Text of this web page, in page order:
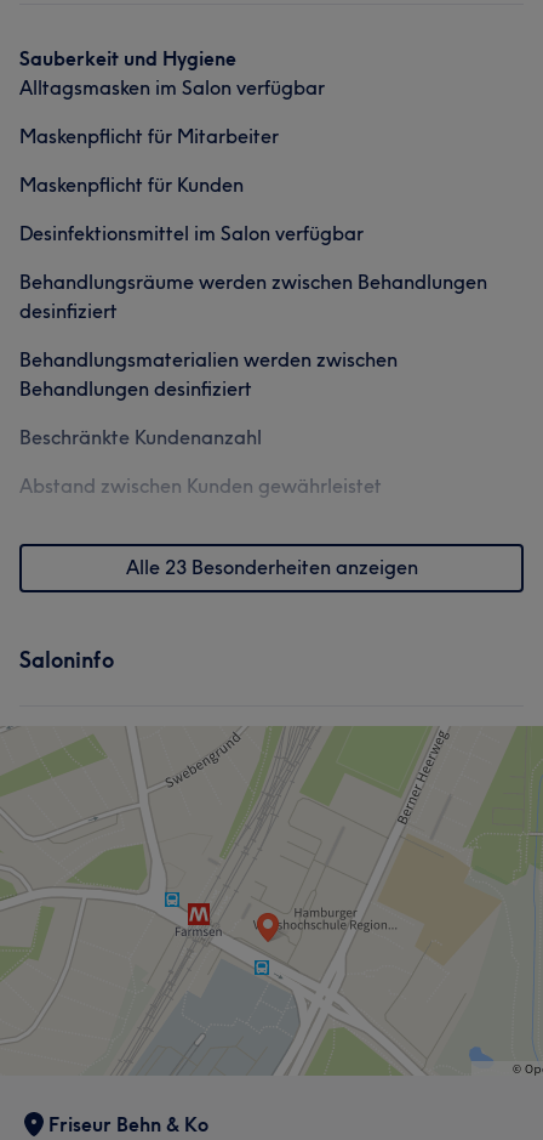
Kompetent 11 Sympathisch
Professionell 9
Was unsere Kunden über Nicole sagen
Kompetent 11
Aufmerksam
Sauberkeit und Hygiene
Alltagsmasken im Salon verfügbar
Maskenpflicht für Mitarbeiter
Maskenpflicht für Kunden
Desinfektionsmittel im Salon verfügbar
Behandlungsräume werden zwischen Behandlungen
desinfiziert
Behandlungsmaterialien werden zwischen
Behandlungen desinfiziert
Beschränkte Kundenanzahl
Abstand zwischen Kunden gewährleistet
Alle 23 Besonderheiten anzeigen
Saloninfo
Friseur Behn & Ko